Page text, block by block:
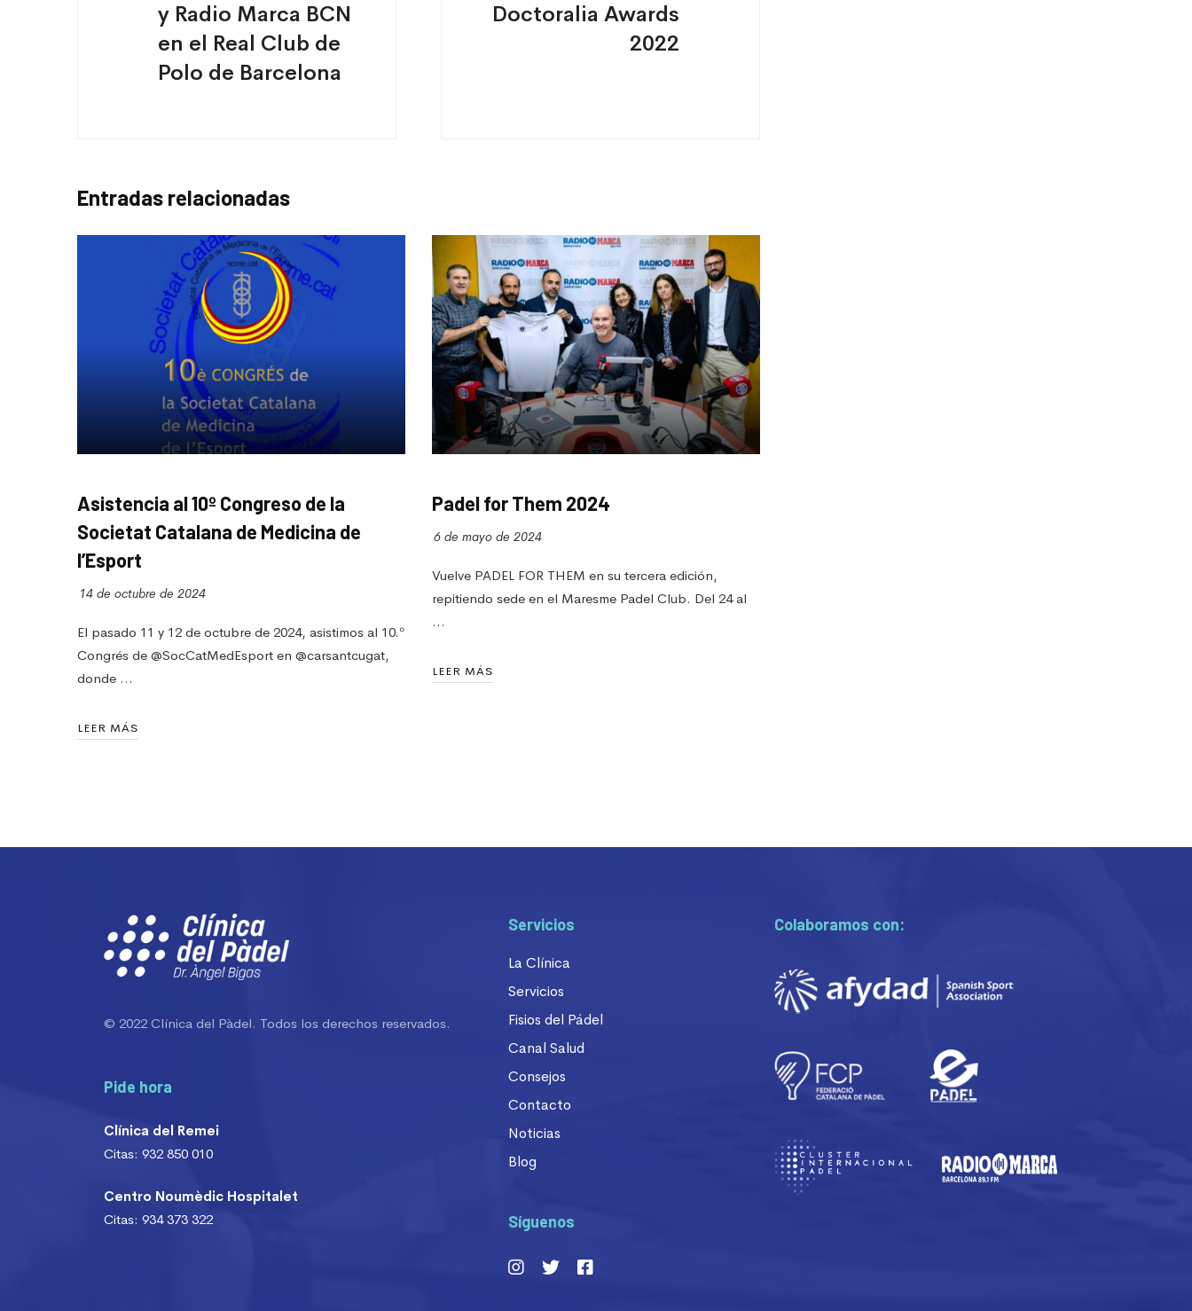
y Radio Marca BCN
en el Real Club de
Polo de Barcelona
Doctoralia Awards
2022
Entradas relacionadas
Asistencia al 10º Congreso de la
Societat Catalana de Medicina de
l’Esport
14 de octubre de 2024
El pasado 11 y 12 de octubre de 2024, asistimos al 10.º
Congrés de @SocCatMedEsport en @carsantcugat,
donde …
LEER MÁS
Padel for Them 2024
6 de mayo de 2024
Vuelve PADEL FOR THEM en su tercera edición,
repitiendo sede en el Maresme Padel Club. Del 24 al
…
LEER MÁS
© 2022 Clínica del Pàdel. Todos los derechos reservados.
Pide hora
Clínica del Remei
Citas: 932 850 010
Centro Noumèdic Hospitalet
Citas: 934 373 322
Servicios
La Clínica
Servicios
Fisios del Pádel
Canal Salud
Consejos
Contacto
Noticias
Blog
Síguenos
Colaboramos con: